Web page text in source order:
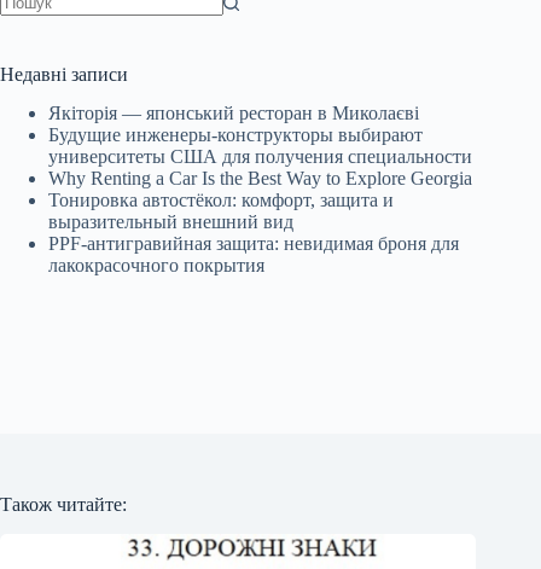
Недавні записи
Якіторія — японський ресторан в Миколаєві
Будущие инженеры‑конструкторы выбирают
университеты США для получения специальности
Why Renting a Car Is the Best Way to Explore Georgia
Тонировка автостёкол: комфорт, защита и
выразительный внешний вид
PPF-антигравийная защита: невидимая броня для
лакокрасочного покрытия
Також читайте: